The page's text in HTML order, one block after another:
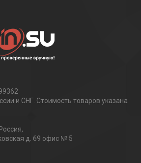
и СНГ. Стоимость товаров указана
Россия,
д. 69 офис № 5